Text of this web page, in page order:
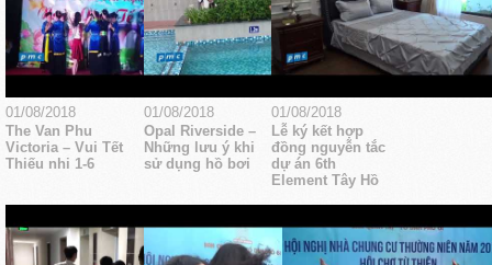
01/08/2018
The Van Phu
Victoria – Vui Tết
Thiếu nhi 1-6
01/08/2018
Opal Riverside –
Những lưu ý khi
sử dụng hồ bơi
01/08/2018
Lễ ký kết hợp
đồng nguyễn tắc
dự án 6th
Element Tây Hồ